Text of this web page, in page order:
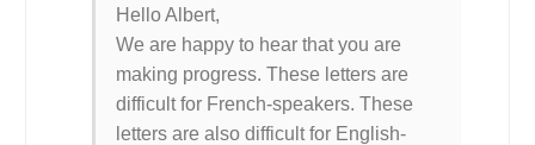
Hello Albert,
We are happy to hear that you are
making progress. These letters are
difficult for French-speakers. These
letters are also difficult for English-